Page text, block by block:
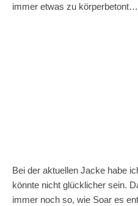
immer etwas zu körperbetont…
Bei der aktuellen Jacke habe
könnte nicht glücklicher sein.
immer noch so, wie Soar es